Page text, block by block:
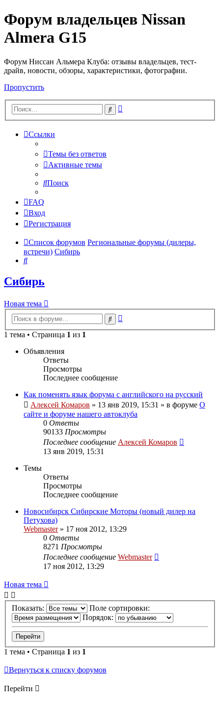
Форум владельцев Nissan
Almera G15
Форум Ниссан Альмера Клуба: отзывы владельцев, тест-
драйв, новости, обзоры, характеристики, фотографии.
Пропустить
Поиск
Ссылки
Темы без ответов
Активные темы
Поиск
FAQ
Вход
Регистрация
Список форумов Региональные форумы (дилеры,
встречи) Сибирь
Поиск
Сибирь
Новая тема
Поиск
1 тема • Страница 1 из 1
Объявления
Ответы
Просмотры
Последнее сообщение
Как поменять язык форума с английского на русский
Алексей Комаров » 13 янв 2019, 15:31 » в форуме О
сайте и форуме нашего автоклуба
0 Ответы
90133 Просмотры
Последнее сообщение Алексей Комаров
13 янв 2019, 15:31
Темы
Ответы
Просмотры
Последнее сообщение
Новосибирск Сибирские Моторы (новый дилер на
Петухова)
Webmaster» 17 ноя 2012, 13:29
0 Ответы
8271 Просмотры
Последнее сообщение Webmaster
17 ноя 2012, 13:29
Новая тема
Показать:
Поле сортировки:
Порядок:
1 тема • Страница 1 из 1
Вернуться к списку форумов
Перейти